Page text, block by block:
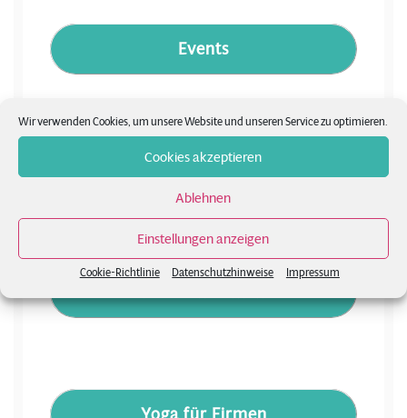
Wir verwenden Cookies, um unsere Website und unseren Service zu optimieren.
Cookies akzeptieren
Ablehnen
Einstellungen anzeigen
Cookie-Richtlinie Datenschutzhinweise Impressum
Events
Merchandise
Videos on demand